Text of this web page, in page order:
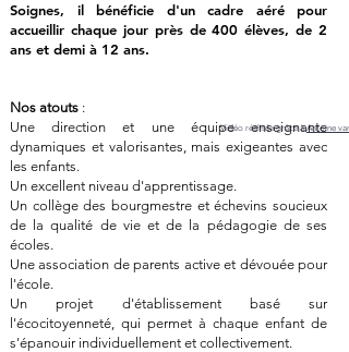
Soignes, il bénéficie d'un cadre aéré pour
accueillir chaque jour près de 400 élèves, de 2
ans et demi à 12 ans.
Nos atouts :
Une direction et une équipe enseignante
dynamiques et valorisantes, mais exigeantes avec
les enfants.
Un excellent niveau d'apprentissage.
Un collège des bourgmestre et échevins soucieux
de la qualité de vie et de la pédagogie de ses
écoles.
Une association de parents active et dévouée pour
l'école.
Un projet d'établissement basé sur
l'écocitoyenneté, qui permet à chaque enfant de
s'épanouir individuellement et collectivement.
Vidéo réalisée grâce àAntoine vans